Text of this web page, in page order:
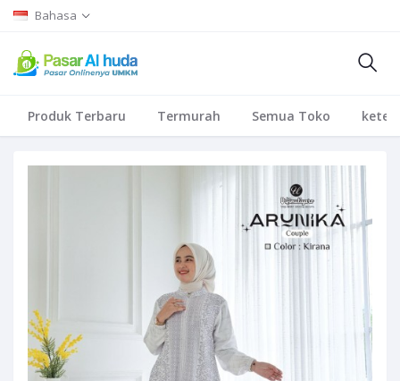
Bahasa
Produk Terbaru Termurah Semua Toko